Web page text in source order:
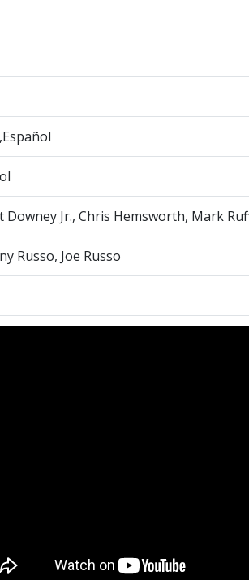
Downey Jr., Chris Hemsworth, Mark
Russo, Joe Russo